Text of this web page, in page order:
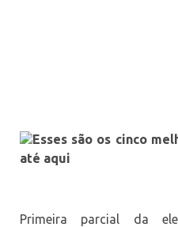
Esses são os cinco
até aqui
Primeira parcial da